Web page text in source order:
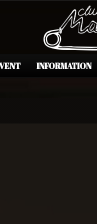
INFORMATION